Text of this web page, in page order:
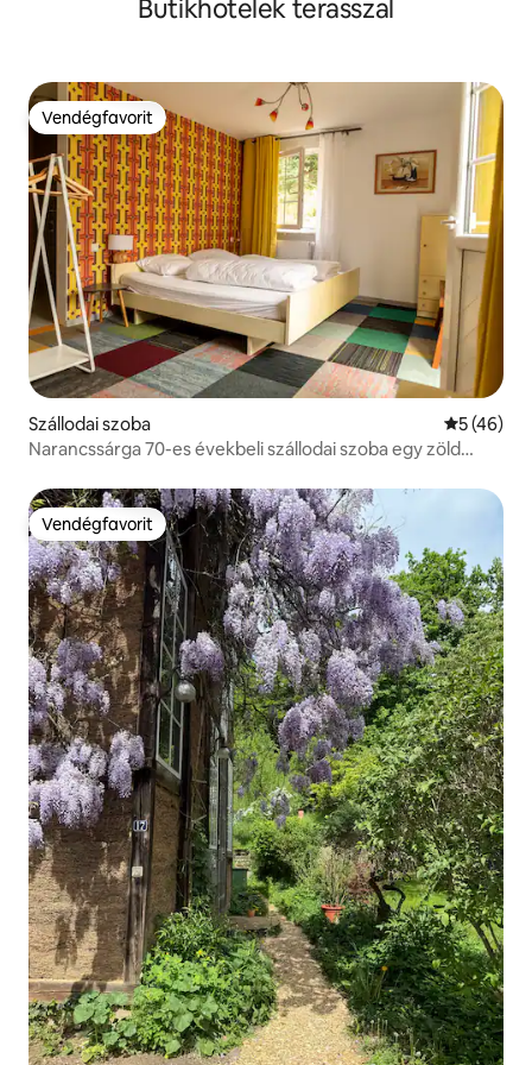
Butikhotelek terasszal
Vendégfavorit
Vendégfavorit
Szállodai szoba Átlagos
5 (46)
Narancssárga 70-es évekbeli szállodai szoba egy zöld
Vendégfavorit
Vendégfavorit